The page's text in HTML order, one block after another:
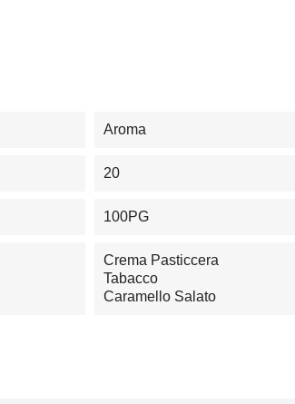
Aroma
20
100PG
Crema Pasticcera
Tabacco
Caramello Salato